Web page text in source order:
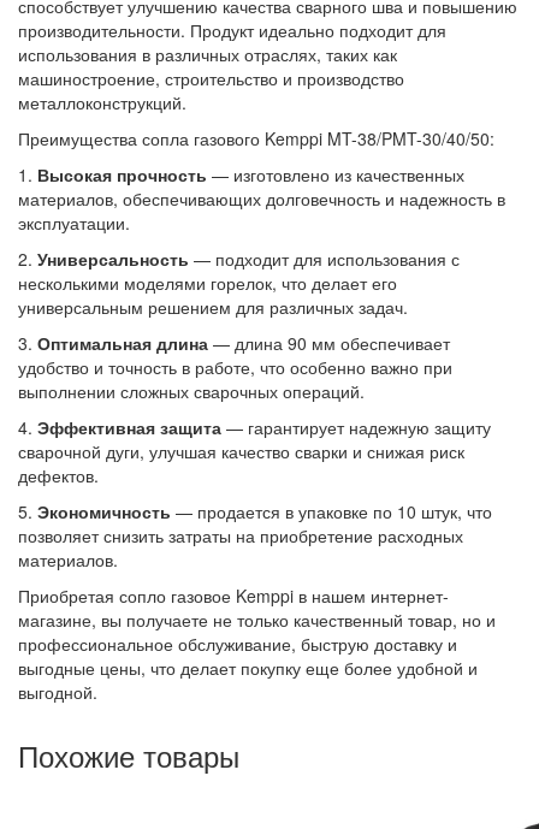
способствует улучшению качества сварного шва и повышению
производительности. Продукт идеально подходит для
использования в различных отраслях, таких как
машиностроение, строительство и производство
металлоконструкций.
Преимущества сопла газового Kemppi MT-38/PMT-30/40/50:
1. Высокая прочность — изготовлено из качественных
материалов, обеспечивающих долговечность и надежность в
эксплуатации.
2. Универсальность — подходит для использования с
несколькими моделями горелок, что делает его
универсальным решением для различных задач.
3. Оптимальная длина — длина 90 мм обеспечивает
удобство и точность в работе, что особенно важно при
выполнении сложных сварочных операций.
4. Эффективная защита — гарантирует надежную защиту
сварочной дуги, улучшая качество сварки и снижая риск
дефектов.
5. Экономичность — продается в упаковке по 10 штук, что
позволяет снизить затраты на приобретение расходных
материалов.
Приобретая сопло газовое Kemppi в нашем интернет-
магазине, вы получаете не только качественный товар, но и
профессиональное обслуживание, быструю доставку и
выгодные цены, что делает покупку еще более удобной и
выгодной.
Похожие товары